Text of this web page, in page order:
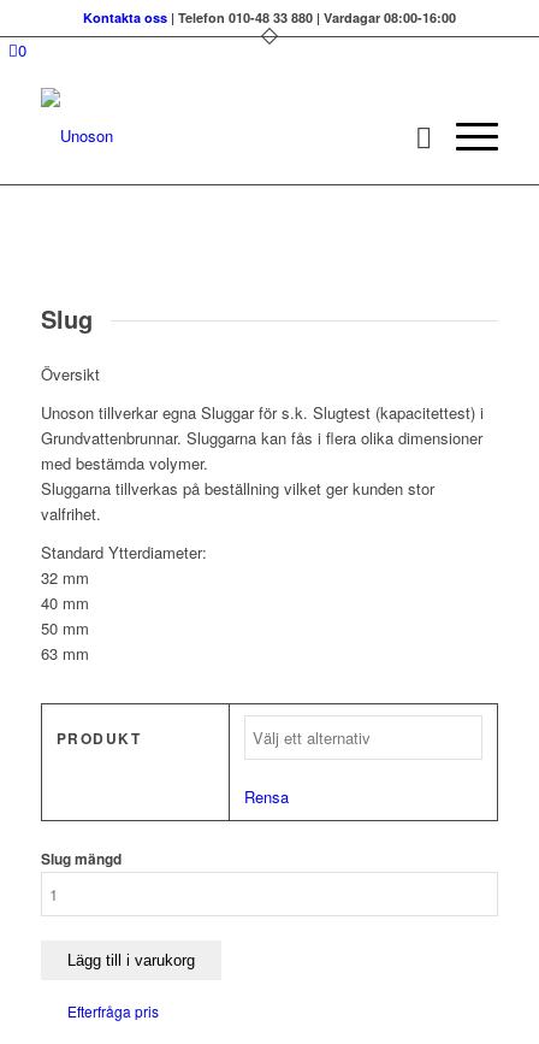
Kontakta oss| Telefon 010-48 33 880 | Vardagar 08:00-16:00
0
Slug
Översikt
Unoson tillverkar egna Sluggar för s.k. Slugtest (kapacitettest) i
Grundvattenbrunnar. Sluggarna kan fås i flera olika dimensioner
med bestämda volymer.
Sluggarna tillverkas på beställning vilket ger kunden stor
valfrihet.
Standard Ytterdiameter:
32 mm
40 mm
50 mm
63 mm
PRODUKT
Rensa
Slug mängd
Lägg till i varukorg
Efterfråga pris